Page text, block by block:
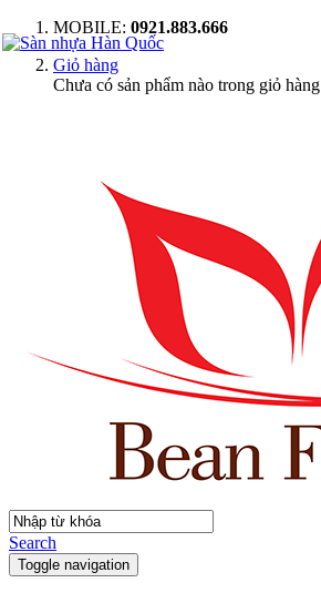
MOBILE: 0921.883.666
Giỏ hàng
Chưa có sản phẩm nào trong giỏ hàng
Search
Toggle navigation